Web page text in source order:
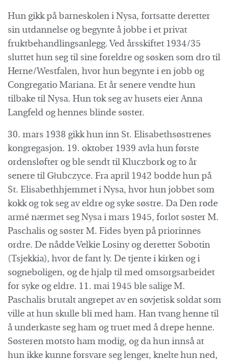
Hun gikk på barneskolen i Nysa, fortsatte deretter
sin utdannelse og begynte å jobbe i et privat
fruktbehandlingsanlegg. Ved årsskiftet 1934/35
sluttet hun seg til sine foreldre og søsken som dro til
Herne/Westfalen, hvor hun begynte i en jobb og
Congregatio Mariana. Et år senere vendte hun
tilbake til Nysa. Hun tok seg av husets eier Anna
Langfeld og hennes blinde søster.
30. mars 1938 gikk hun inn St. Elisabethsøstrenes
kongregasjon. 19. oktober 1939 avla hun første
ordensløfter og ble sendt til Kluczbork og to år
senere til Głubczyce. Fra april 1942 bodde hun på
St. Elisabethhjemmet i Nysa, hvor hun jobbet som
kokk og tok seg av eldre og syke søstre. Da Den røde
armé nærmet seg Nysa i mars 1945, forlot søster M.
Paschalis og søster M. Fides byen på priorinnes
ordre. De nådde Velkie Losiny og deretter Sobotin
(Tsjekkia), hvor de fant ly. De tjente i kirken og i
sogneboligen, og de hjalp til med omsorgsarbeidet
for syke og eldre. 11. mai 1945 ble salige M.
Paschalis brutalt angrepet av en sovjetisk soldat som
ville at hun skulle bli med ham. Han tvang henne til
å underkaste seg ham og truet med å drepe henne.
Søsteren motsto ham modig, og da hun innså at
hun ikke kunne forsvare seg lenger, knelte hun ned,